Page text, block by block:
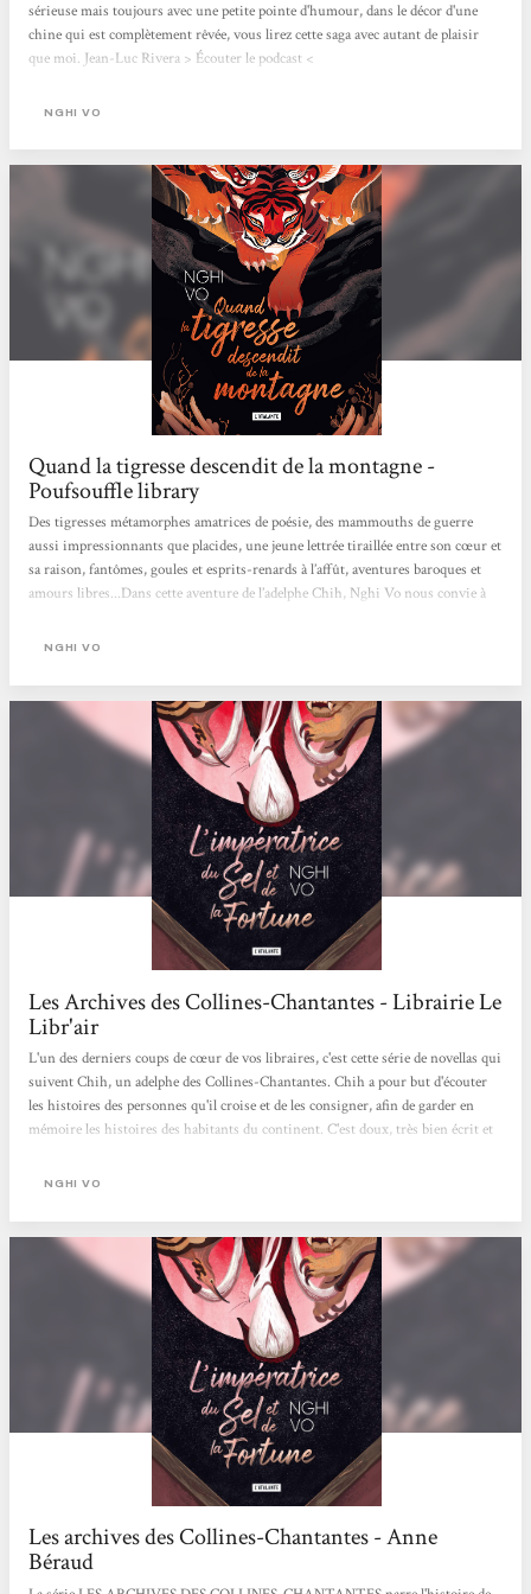
sérieuse mais toujours avec une petite pointe d'humour, dans le décor d'une
chine qui est complètement rêvée, vous lirez cette saga avec autant de plaisir
que moi. Jean-Luc Rivera > Écouter le podcast <
NGHI VO
Quand la tigresse descendit de la montagne -
Poufsouffle library
Des tigresses métamorphes amatrices de poésie, des mammouths de guerre
aussi impressionnants que placides, une jeune lettrée tiraillée entre son cœur et
sa raison, fantômes, goules et esprits-renards à l’affût, aventures baroques et
amours libres...Dans cette aventure de l’adelphe Chih, Nghi Vo nous convie à
Est que par les combats sociaux qui l’animent. Aucun carcan ici, aucune
originalité...
NGHI VO
Les Archives des Collines-Chantantes - Librairie Le
Libr'air
L'un des derniers coups de cœur de vos libraires, c'est cette série de novellas qui
suivent Chih, un adelphe des Collines-Chantantes. Chih a pour but d'écouter
les histoires des personnes qu'il croise et de les consigner, afin de garder en
mémoire les histoires des habitants du continent. C'est doux, très bien écrit et
adore !
NGHI VO
Les archives des Collines-Chantantes - Anne
Béraud